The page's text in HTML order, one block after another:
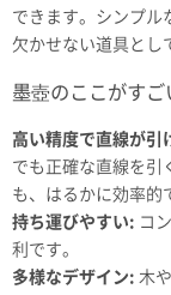
できます。シンプル
欠かせない道具とし
墨壺のここがすご
高い精度で直線が引
でも正確な直線を引
も、はるかに効率的
持ち運びやすい: コ
利です。
多様なデザイン: 木